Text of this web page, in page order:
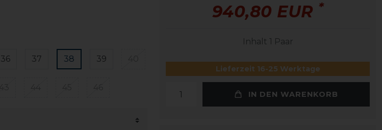
36 37 38 39
940,80 EUR *
Inhalt 1 Paar
Lieferzeit 16-25 Werktage
IN DEN WARENKORB